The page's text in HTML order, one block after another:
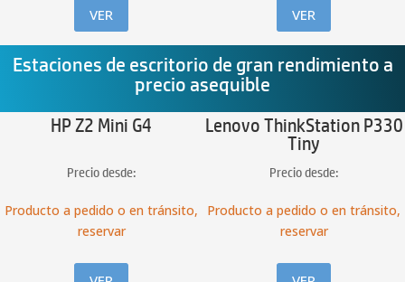
VER VER
Estaciones de escritorio de gran rendimiento a
precio asequible
HP Z2 Mini G4
Precio desde:
Producto a pedido o en tránsito,
reservar
Lenovo ThinkStation P330
Tiny
Precio desde:
Producto a pedido o en tránsito,
reservar